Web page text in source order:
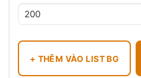
+ THÊM VÀO LIST BG